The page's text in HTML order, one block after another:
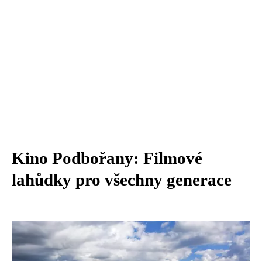
Kino Podbořany: Filmové
lahůdky pro všechny generace